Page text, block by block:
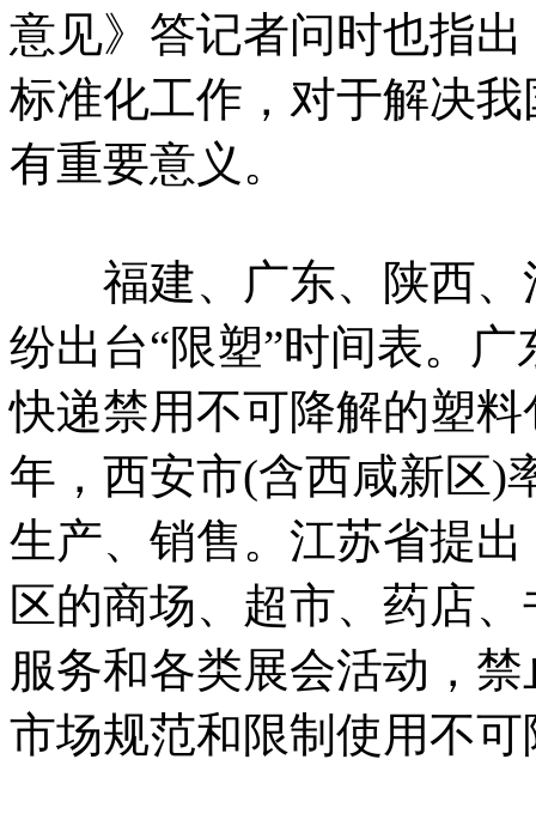
意见》答记者问时也指
标准化工作，对于解决
有重要意义。
福建、广东、陕西、
纷出台“限塑”时间表。
快递禁用不可降解的塑
年，西安市(含西咸新区)
生产、销售。江苏省提
区的商场、超市、药店
服务和各类展会活动，
市场规范和限制使用不